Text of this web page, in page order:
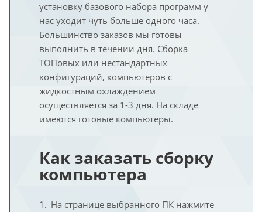
установку базового набора программ у
нас уходит чуть больше одного часа.
Большинство заказов мы готовы
выполнить в течении дня. Сборка
ТОПовых или нестандартных
конфигураций, компьютеров с
жидкостным охлаждением
осуществляется за 1-3 дня. На складе
имеются готовые компьютеры.
Как заказать сборку
компьютера
На странице выбранного ПК нажмите